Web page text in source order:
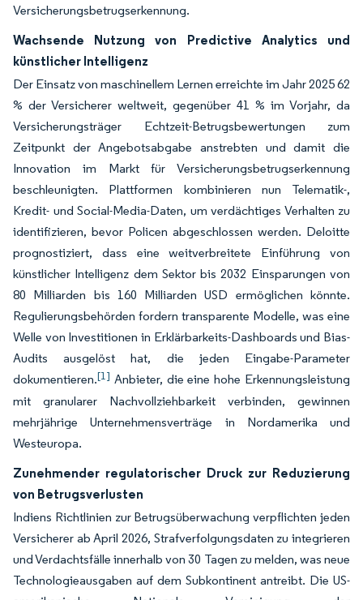
Versicherungsbetrugserkennung.
Wachsende Nutzung von Predictive Analytics und
künstlicher Intelligenz
Der Einsatz von maschinellem Lernen erreichte im Jahr 2025 62
% der Versicherer weltweit, gegenüber 41 % im Vorjahr, da
Versicherungsträger Echtzeit-Betrugsbewertungen zum
Zeitpunkt der Angebotsabgabe anstrebten und damit die
Innovation im Markt für Versicherungsbetrugserkennung
beschleunigten. Plattformen kombinieren nun Telematik-,
Kredit- und Social-Media-Daten, um verdächtiges Verhalten zu
identifizieren, bevor Policen abgeschlossen werden. Deloitte
prognostiziert, dass eine weitverbreitete Einführung von
künstlicher Intelligenz dem Sektor bis 2032 Einsparungen von
80 Milliarden bis 160 Milliarden USD ermöglichen könnte.
Regulierungsbehörden fordern transparente Modelle, was eine
Welle von Investitionen in Erklärbarkeits-Dashboards und Bias-
Audits ausgelöst hat, die jeden Eingabe-Parameter
dokumentieren.[1] Anbieter, die eine hohe Erkennungsleistung
mit granularer Nachvollziehbarkeit verbinden, gewinnen
mehrjährige Unternehmensverträge in Nordamerika und
Westeuropa.
Zunehmender regulatorischer Druck zur Reduzierung
von Betrugsverlusten
Indiens Richtlinien zur Betrugsüberwachung verpflichten jeden
Versicherer ab April 2026, Strafverfolgungsdaten zu integrieren
und Verdachtsfälle innerhalb von 30 Tagen zu melden, was neue
Technologieausgaben auf dem Subkontinent antreibt. Die US-